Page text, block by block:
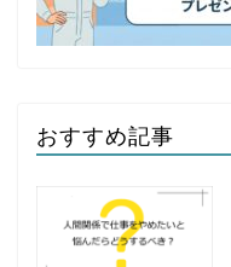
おすすめ記事